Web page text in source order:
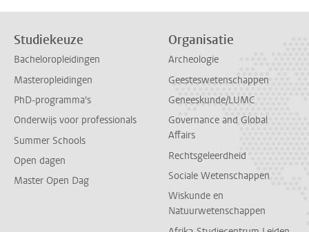
Studiekeuze
Bacheloropleidingen
Masteropleidingen
PhD-programma's
Onderwijs voor professionals
Summer Schools
Open dagen
Master Open Dag
Organisatie
Archeologie
Geesteswetenschappen
Geneeskunde/LUMC
Governance and Global
Affairs
Rechtsgeleerdheid
Sociale Wetenschappen
Wiskunde en
Natuurwetenschappen